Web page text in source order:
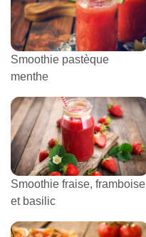
Smoothie pastèque
menthe
Smoothie fraise, framboise
et basilic